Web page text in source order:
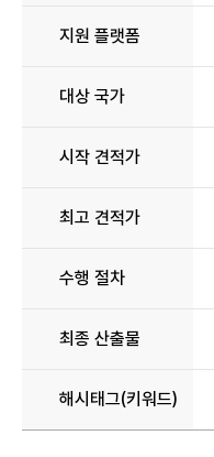
지원 플랫폼
대상 국가
시작 견적가
최고 견적가
수행 절차
최종 산출물
해시태그(키워드)